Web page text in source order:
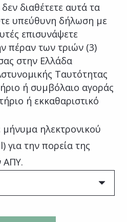
διαθέτετε αυτά τα
υπεύθυνη δήλωση με
επισυνάψετε
πέραν των τριών (3)
στην Ελλάδα
Ταυτότητας
ή συμβόλαιο αγοράς
ή εκκαθαριστικό
μήνυμα ηλεκτρονικού
για την πορεία της
ΑΠΥ.